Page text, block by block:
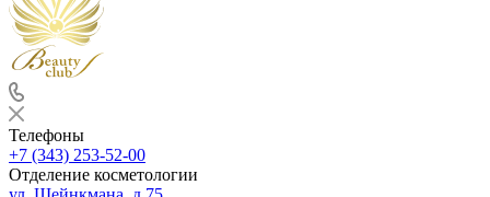
Телефоны
+7 (343) 253-52-00
Отделение косметологии